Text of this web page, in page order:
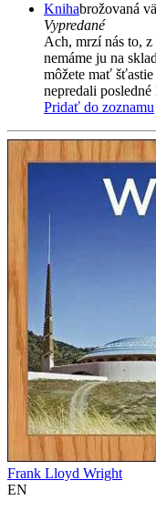
Knihabrožovaná
Vypredané
Ach, mrzí nás to,
nemáme ju na
môžete mať
nepredali posledné
Pridať do zoznamu
Frank Lloyd Wright
EN